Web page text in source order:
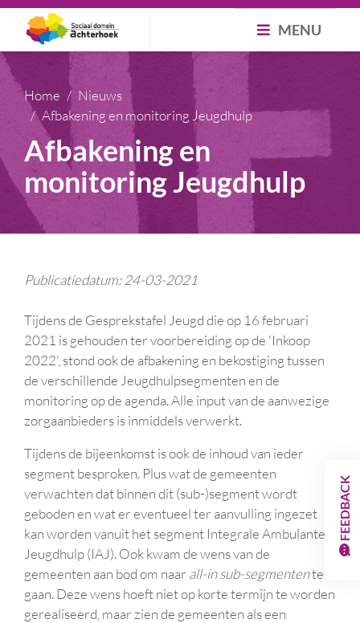
MENU
Home
Nieuws
Afbakening en monitoring Jeugdhulp
Afbakening en
monitoring Jeugdhulp
Publicatiedatum: 24-03-2021
Tijdens de Gesprekstafel Jeugd die op 16 februari
2021 is gehouden ter voorbereiding op de 'Inkoop
2022', stond ook de afbakening en bekostiging tussen
de verschillende Jeugdhulpsegmenten en de
monitoring op de agenda. Alle input van de aanwezige
zorgaanbieders is inmiddels verwerkt.
Tijdens de bijeenkomst is ook de inhoud van ieder
segment besproken. Plus wat de gemeenten
verwachten dat binnen dit (sub-)segment wordt
geboden en wat er eventueel ter aanvulling ingezet
kan worden vanuit het segment Integrale Ambulante
Jeugdhulp (IAJ). Ook kwam de wens van de
gemeenten aan bod om naar all-in sub-segmentente
gaan. Deze wens hoeft niet op korte termijn te worden
gerealiseerd, maar zien de gemeenten als een
FEEDBACK